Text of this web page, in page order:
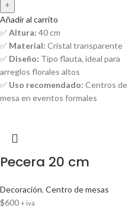
Añadir al carrito
✅Altura: 40 cm
✅ Material: Cristal transparente
✅ Diseño: Tipo flauta, ideal para
arreglos florales altos
✅ Uso recomendado: Centros de
mesa en eventos formales
Pecera 20 cm
Decoración, Centro de mesas
$600 + iva